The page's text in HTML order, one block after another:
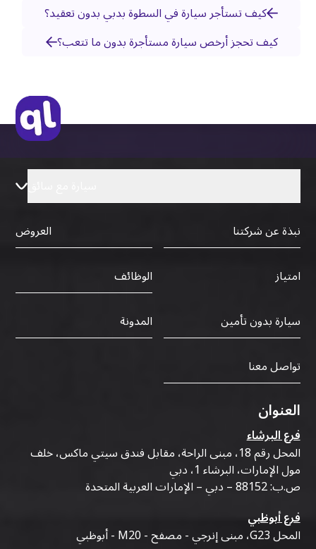
كيف تستأجر سيارة في السطوة بدبي بدون تعقيد؟
كيف تحجز أرخص سيارة مستأجرة بدون ما تتعب؟
نبذة عن شركتنا
العروض
امتياز
الوظائف
سيارة بدون تأمين
المدونة
تواصل معنا
العنوان
فرع البرشاء
المحل رقم 18، مبنى الراحة، مقابل فندق سيتي ماكس، خلف
مول الإمارات، البرشاء 1، دبي
ص.ب: 88152 – دبي – الإمارات العربية المتحدة
فرع أبوظبي
المحل G23، مبنى إنرجي - مصفح - M20 - أبوظبي